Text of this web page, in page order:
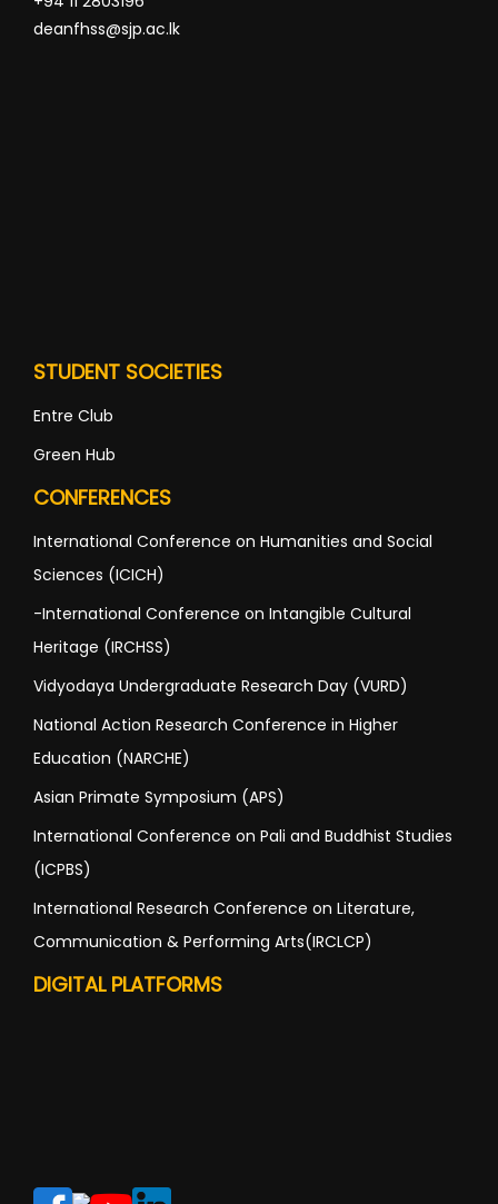
deanfhss@sjp.ac.lk
STUDENT SOCIETIES
Entre Club
Green Hub
CONFERENCES
International Conference on Humanities and Social
Sciences (ICICH)
-International Conference on Intangible Cultural
Heritage (IRCHSS)
Vidyodaya Undergraduate Research Day (VURD)
National Action Research Conference in Higher
Education (NARCHE)
Asian Primate Symposium (APS)
International Conference on Pali and Buddhist Studies
(ICPBS)
International Research Conference on Literature,
Communication & Performing Arts(IRCLCP)
DIGITAL PLATFORMS